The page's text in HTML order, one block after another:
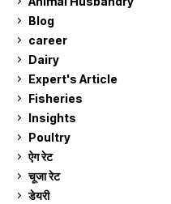
Blog
career
Dairy
Expert's Article
Fisheries
Insights
Poultry
ऐग रेट
चूजा रेट
डेयरी